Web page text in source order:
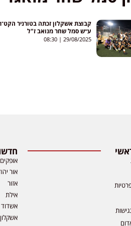
קבוצת אשקלון זכתה בטורניר
ע״ש סמל שחר מנואב ז"ל
29/08/2025
08:30
אופקים
אור
אזור
אילת
אשדוד
אשקלון